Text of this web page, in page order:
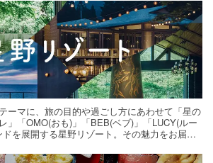
ーマに、旅の目的や過ごし方にあわせて「星の
」「OMO(おも)」「BEB(ベブ)」「LUCY(ルー
を展開する星野リゾート。その魅力をお届け